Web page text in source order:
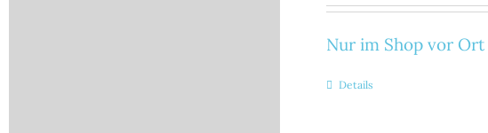
Nur im Shop vor
Details